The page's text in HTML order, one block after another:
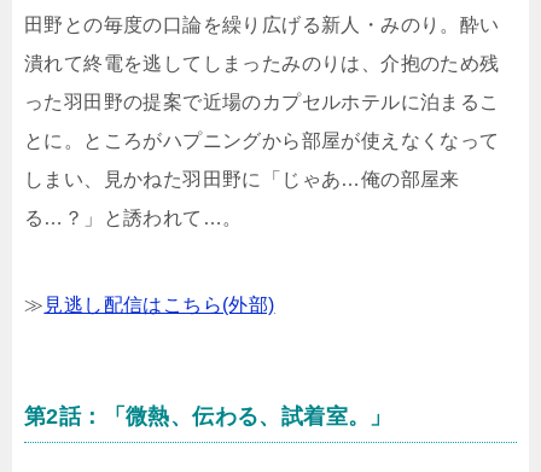
田野との毎度の口論を繰り広げる新人・みのり。酔い
潰れて終電を逃してしまったみのりは、介抱のため残
った羽田野の提案で近場のカプセルホテルに泊まるこ
とに。ところがハプニングから部屋が使えなくなって
しまい、見かねた羽田野に「じゃあ…俺の部屋来
る…？」と誘われて…。
≫ 見逃し配信はこちら(外部)
第2話：「微熱、伝わる、試着室。」